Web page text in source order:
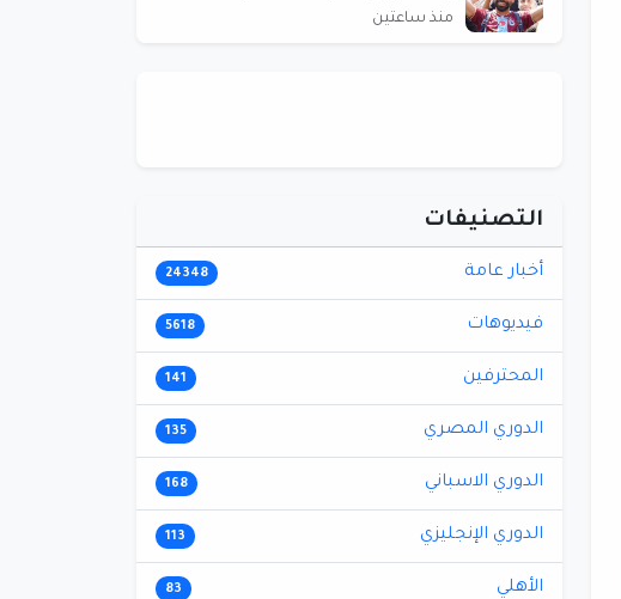
منذ ساعتين
التصنيفات
أخبار عامة 24348
فيديوهات 5618
المحترفين 141
الدوري المصري 135
الدوري الاسباني 168
الدوري الإنجليزي 113
الأهلي 83